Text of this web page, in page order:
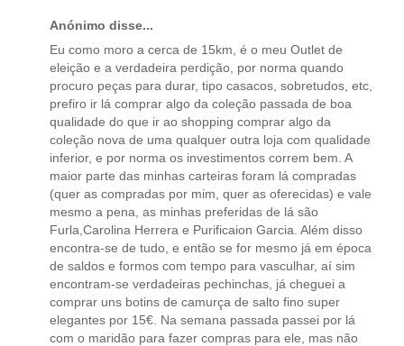
Anónimo disse...
Eu como moro a cerca de 15km, é o meu Outlet de
eleição e a verdadeira perdição, por norma quando
procuro peças para durar, tipo casacos, sobretudos, etc,
prefiro ir lá comprar algo da coleção passada de boa
qualidade do que ir ao shopping comprar algo da
coleção nova de uma qualquer outra loja com qualidade
inferior, e por norma os investimentos correm bem. A
maior parte das minhas carteiras foram lá compradas
(quer as compradas por mim, quer as oferecidas) e vale
mesmo a pena, as minhas preferidas de lá são
Furla,Carolina Herrera e Purificaion Garcia. Além disso
encontra-se de tudo, e então se for mesmo já em época
de saldos e formos com tempo para vasculhar, aí sim
encontram-se verdadeiras pechinchas, já cheguei a
comprar uns botins de camurça de salto fino super
elegantes por 15€. Na semana passada passei por lá
com o maridão para fazer compras para ele, mas não